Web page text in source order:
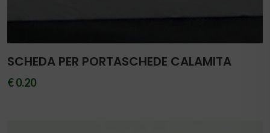
SCHEDA PER PORTASCHEDE CALAMITA
€ 0.20